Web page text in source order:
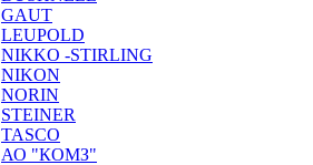
GAUT
LEUPOLD
NIKKO -STIRLING
NIKON
NORIN
STEINER
TASCO
АО "КОМЗ"